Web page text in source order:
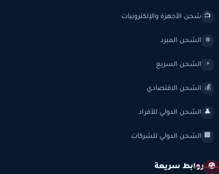
📺 شحن الأجهزة والإلكترونيات
❄️ الشحن المبرد
⚡ الشحن السريع
💰 الشحن الاقتصادي
👤 الشحن الدولي للأفراد
🏢 الشحن الدولي للشركات
🧭 روابط سريعة